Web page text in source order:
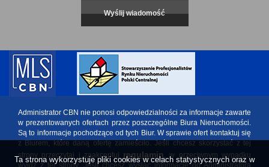
Administrator CBN nie ponosi odpowiedzialności za informacje zawarte
w prezentowanych ofertach przez poszczególne Biura Nieruchomości.
Są to informacje pochodzące od tych Biur. W sprawie ofert kontaktuj się
z Biurem, które daną ofertę zamieściło. Jeśli chcesz skorzystać z tej
strony przeczytaj i zaakceptuj regulamin, w przeciwnym wypadku
Ta strona wykorzystuje pliki cookies w celach statystycznych oraz w